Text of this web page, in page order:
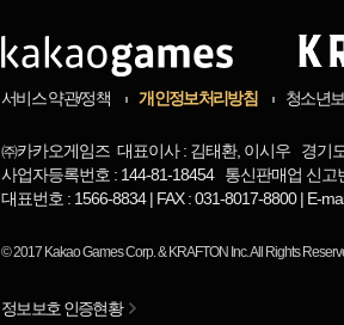
서비스 약관/정책 개인정보처리방침 청소년
㈜카카오게임즈 대표이사 : 김태환, 이시우 경기
사업자등록번호 : 144-81-18454 통신판매업 신고
대표번호 : 1566-8834 | FAX : 031-8017-8800 | E-
© 2017 Kakao Games Corp.& KRAFTON Inc.All Rights
정보보호 인증현황